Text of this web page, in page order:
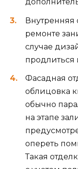
Внутренняя
ремонте
случае
продлиться
Фасадная
облицовка
обычно
на этапе
опереть
Такая